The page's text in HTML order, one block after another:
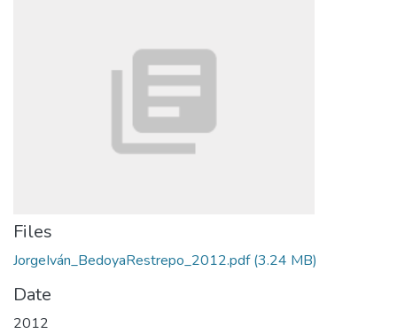
Files
JorgeIván_BedoyaRestrepo_2012.pdf(3.24 MB)
Date
2012